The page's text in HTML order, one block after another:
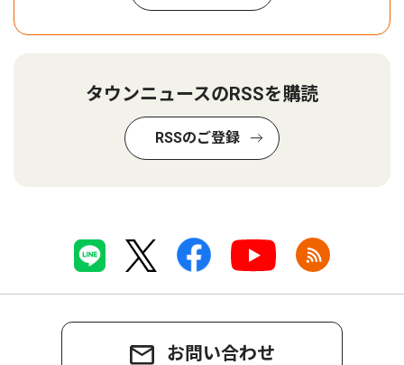
タウンニュースのRSSを購読
RSSのご登録
お問い合わせ